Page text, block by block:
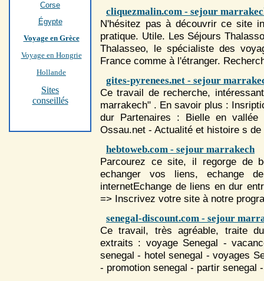
Corse
Égypte
Voyage en Grèce
Voyage en Hongrie
Hollande
Sites
conseillés
cliquezmalin.com - sejour
N'hésitez pas à découvrir ce site
pratique. Utile. Les Séjours
Thalasseo, le spécialiste des
France comme à l'étranger.
gites-pyrenees.net - sejour
Ce travail de recherche,
marrakech" . En savoir plus :
dur Partenaires : Bielle en
Ossau.net - Actualité et histoire s
hebtoweb.com - sejour marrakech
Parcourez ce site, il regorge de
echanger vos liens, echange
internetEchange de liens en dur
=> Inscrivez votre site à notre
senegal-discount.com - sejour
Ce travail, très agréable, traite
extraits : voyage Senegal -
senegal - hotel senegal - voyages
- promotion senegal - partir senegal